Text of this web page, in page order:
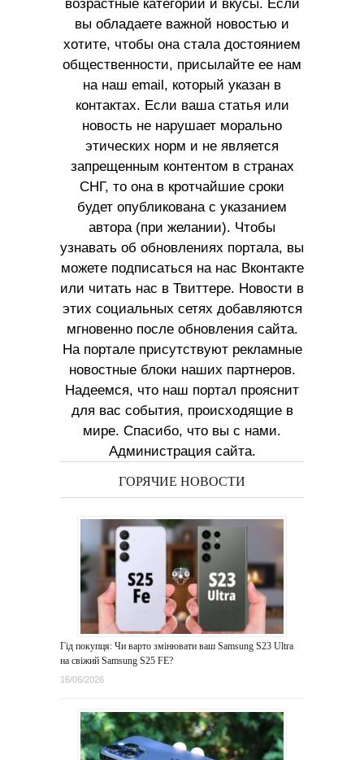
возрастные категории и вкусы. Если
вы обладаете важной новостью и
хотите, чтобы она стала достоянием
общественности, присылайте ее нам
на наш email, который указан в
контактах. Если ваша статья или
новость не нарушает морально
этических норм и не является
запрещенным контентом в странах
СНГ, то она в кротчайшие сроки
будет опубликована с указанием
автора (при желании). Чтобы
узнавать об обновлениях портала, вы
можете подписаться на нас Вконтакте
или читать нас в Твиттере. Новости в
этих социальных сетях добавляются
мгновенно после обновления сайта.
На портале присутствуют рекламные
новостные блоки наших партнеров.
Надеемся, что наш портал прояснит
для вас события, происходящие в
мире. Спасибо, что вы с нами.
Администрация сайта.
ГОРЯЧИЕ НОВОСТИ
Гід покупця: Чи варто змінювати ваш Samsung S23 Ultra
на свіжий Samsung S25 FE?
16/06/2026